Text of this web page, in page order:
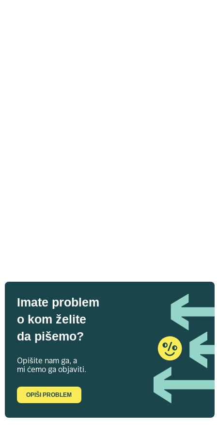
Imate problem
o kom želite
da pišemo?
Opišite nam ga, a
mi ćemo ga objaviti.
OPIŠI PROBLEM